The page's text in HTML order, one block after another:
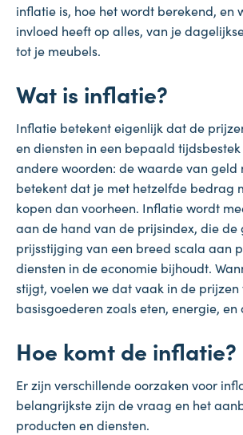
inflatie is, hoe het wordt berekend, en
invloed heeft op alles, van je
tot je meubels.
Wat is inflatie?
Inflatie betekent eigenlijk dat de
en diensten in een bepaald
andere woorden: de waarde van geld
betekent dat je met hetzelfde bedrag
kopen dan voorheen. Inflatie wordt
aan de hand van de prijsindex, die
prijsstijging van een breed scala aan
diensten in de economie bijhoudt.
stijgt, voelen we dat vaak in de prijzen
basisgoederen zoals eten, energie, en
Hoe komt de inflatie?
Er zijn verschillende oorzaken voor
belangrijkste zijn de vraag en het
producten en diensten.